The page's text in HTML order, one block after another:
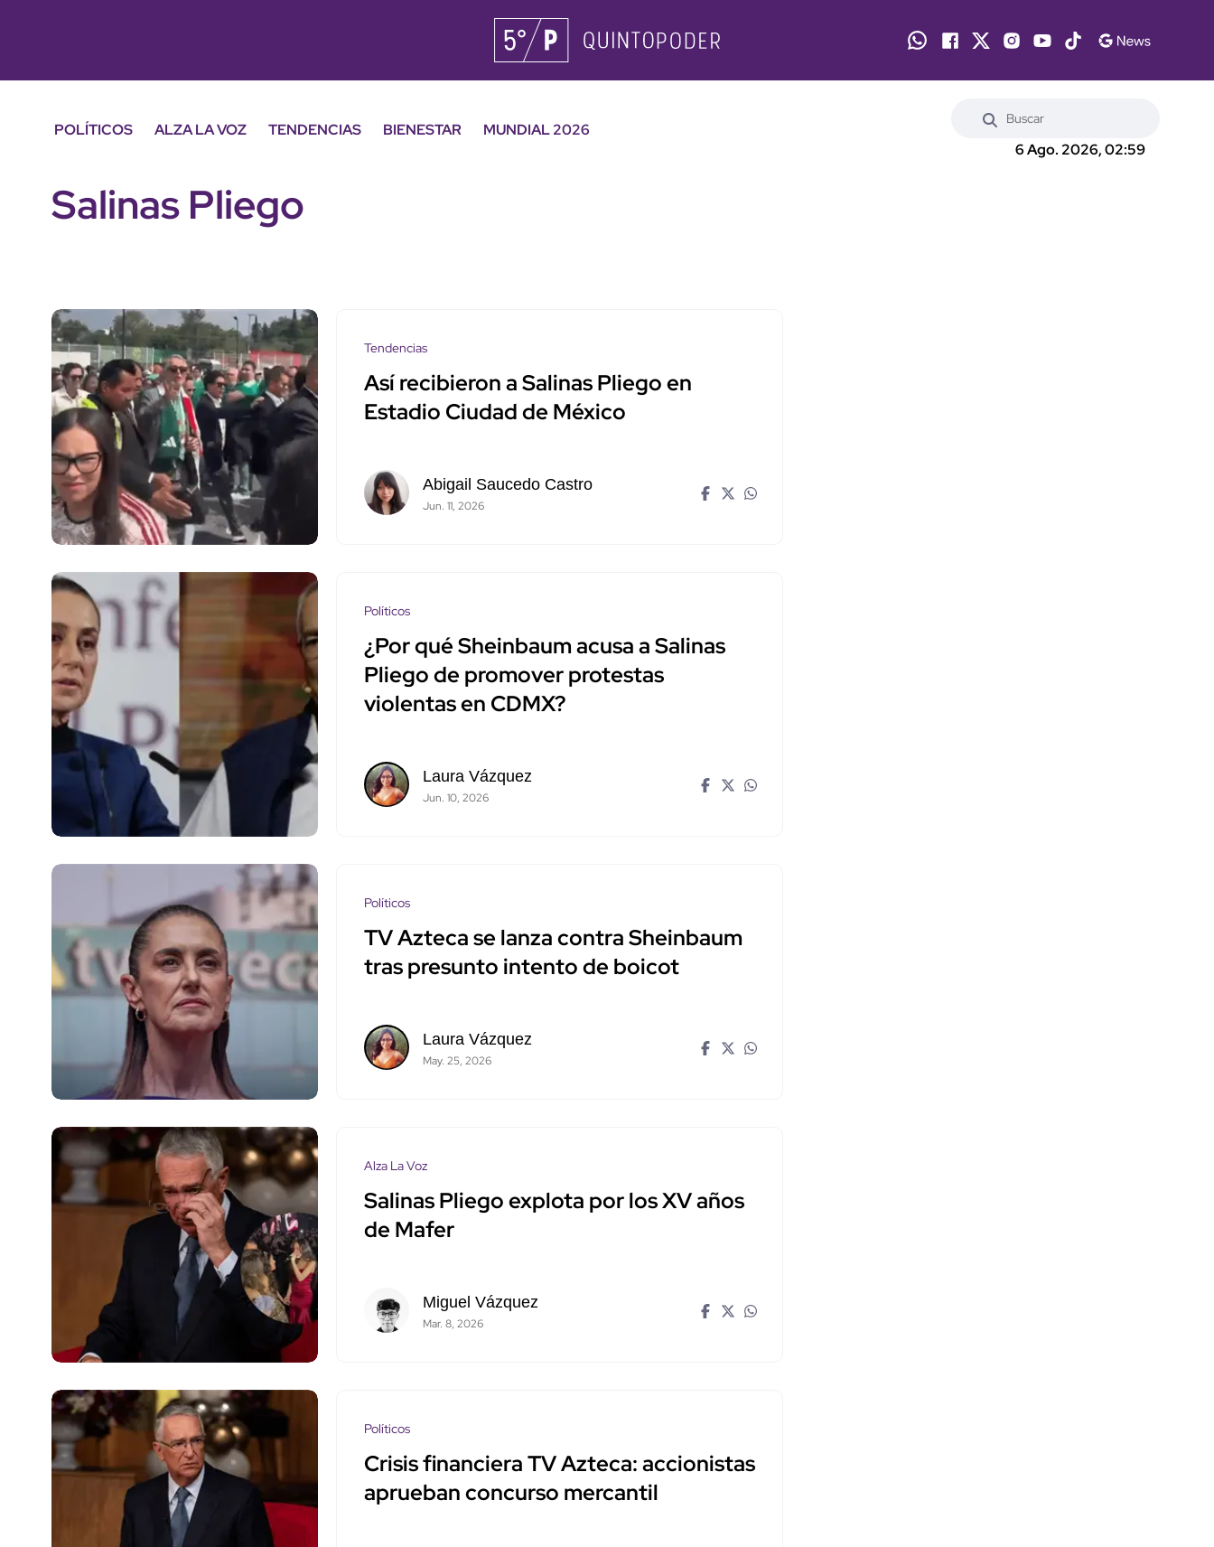
POLÍTICOS ALZA LA VOZ TENDENCIAS BIENESTAR
MUNDIAL 2026
6 Ago. 2026, 02:59
Salinas Pliego
Tendencias
Así recibieron a Salinas Pliego en
Estadio Ciudad de México
Abigail Saucedo Castro
Jun. 11, 2026
Políticos
¿Por qué Sheinbaum acusa a Salinas
Pliego de promover protestas
violentas en CDMX?
Laura Vázquez
Jun. 10, 2026
Políticos
TV Azteca se lanza contra Sheinbaum
tras presunto intento de boicot
Laura Vázquez
May. 25, 2026
Alza La Voz
Salinas Pliego explota por los XV años
de Mafer
Miguel Vázquez
Mar. 8, 2026
Políticos
Crisis financiera TV Azteca: accionistas
aprueban concurso mercantil